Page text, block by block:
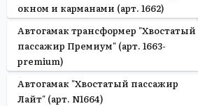
окном и карманами (арт. 1662)
Автогамак трансформер "Хвостатый
пассажир Премиум" (арт. 1663-
premium)
Автогамак "Хвостатый пассажир
Лайт" (арт. N1664)